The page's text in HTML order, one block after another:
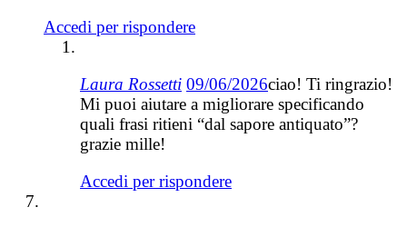
Accedi per rispondere
Laura Rossetti 09/06/2026ciao! Ti ringrazio!
Mi puoi aiutare a migliorare specificando
quali frasi ritieni “dal sapore antiquato”?
grazie mille!
Accedi per rispondere